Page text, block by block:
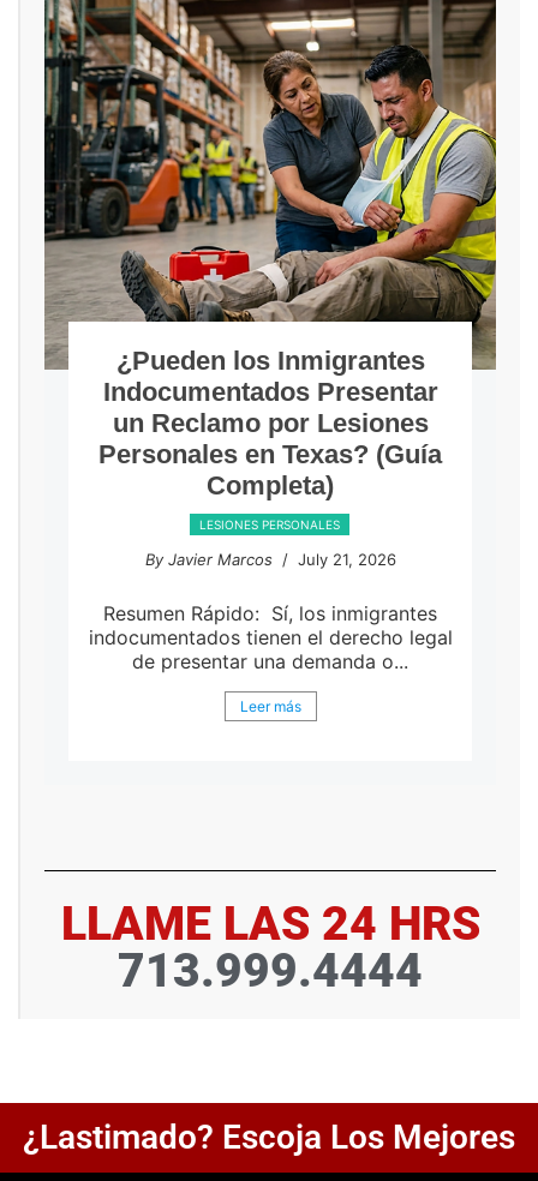
¿Pueden los Inmigrantes
Indocumentados Presentar
un Reclamo por Lesiones
Personales en Texas? (Guía
Completa)
LESIONES PERSONALES
By Javier Marcos/ July 21, 2026
Resumen Rápido: Sí, los inmigrantes
indocumentados tienen el derecho legal
de presentar una demanda o...
Leer más
LLAME LAS 24 HRS
713.999.4444
¿Lastimado? Escoja Los Mejores